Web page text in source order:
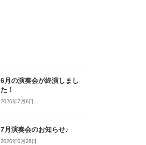
6月の演奏会が終演しまし
た！
2026年7月6日
7月演奏会のお知らせ♪
2026年6月28日